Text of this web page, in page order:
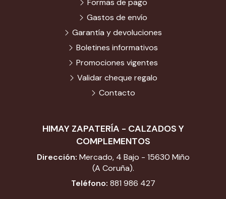
HIMAY ZAPATERÍA - CALZADOS Y
COMPLEMENTOS
Dirección: Mercado, 4 Bajo - 15630 Miño
(A Coruña).
Teléfono: 881 986 427
Formas de pago
Gastos de envío
Garantía y devoluciones
Boletines informativos
Promociones vigentes
Validar cheque regalo
Contacto